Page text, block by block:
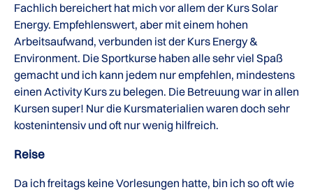
Fachlich bereichert hat mich vor allem der Kurs Solar
Energy. Empfehlenswert, aber mit einem hohen
Arbeitsaufwand, verbunden ist der Kurs Energy &
Environment. Die Sportkurse haben alle sehr viel Spaß
gemacht und ich kann jedem nur empfehlen, mindestens
einen Activity Kurs zu belegen. Die Betreuung war in allen
Kursen super! Nur die Kursmaterialien waren doch sehr
kostenintensiv und oft nur wenig hilfreich.
Reise
Da ich freitags keine Vorlesungen hatte, bin ich so oft wie